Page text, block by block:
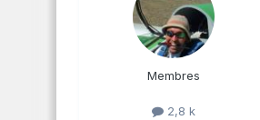
Membres
2,8 k